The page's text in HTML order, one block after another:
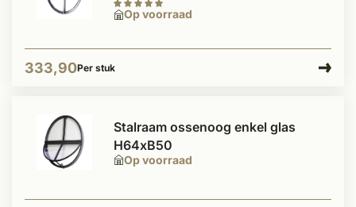
Op voorraad
333,90Per stuk
Op voorraad
Stalraam ossenoog enkel glas
H64xB50